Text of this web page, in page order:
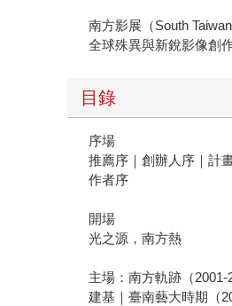
南方影展（South
全球殊異與新銳影像創
目錄
序場
推薦序｜創辦人序｜計
作者序
開場
光之源，南方熱
主場：南方軌跡（2001-
建基｜臺南藝大時期（